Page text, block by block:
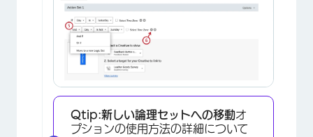
Qtip:新しい論理セットへの移動オ
プションの使用方法の詳細について